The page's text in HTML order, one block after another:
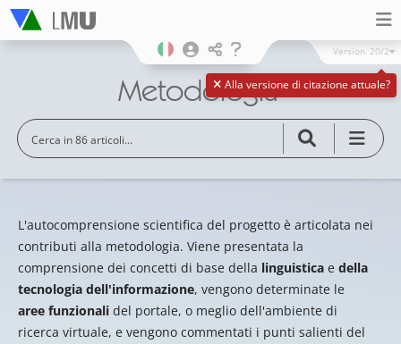
Alla versione di citazione attuale?
Version 20/2
Metodologia
L'autocomprensione scientifica del progetto è articolata nei
contributi alla metodologia. Viene presentata la
comprensione dei concetti di base della linguistica e della
tecnologia dell'informazione, vengono determinate le
aree funzionali del portale, o meglio dell'ambiente di
ricerca virtuale, e vengono commentati i punti salienti del